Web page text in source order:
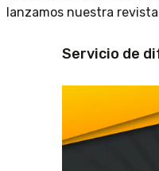
lanzamos nuestra
Servicio de